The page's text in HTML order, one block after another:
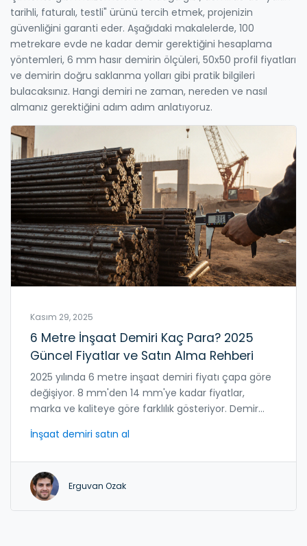
tarihli, faturalı, testli" ürünü tercih etmek, projenizin
güvenliğini garanti eder. Aşağıdaki makalelerde, 100
metrekare evde ne kadar demir gerektiğini hesaplama
yöntemleri, 6 mm hasır demirin ölçüleri, 50x50 profil fiyatları
ve demirin doğru saklanma yolları gibi pratik bilgileri
bulacaksınız. Hangi demiri ne zaman, nereden ve nasıl
almanız gerektiğini adım adım anlatıyoruz.
Kasım 29, 2025
6 Metre İnşaat Demiri Kaç Para? 2025
Güncel Fiyatlar ve Satın Alma Rehberi
2025 yılında 6 metre inşaat demiri fiyatı çapa göre
değişiyor. 8 mm'den 14 mm'ye kadar fiyatlar,
marka ve kaliteye göre farklılık gösteriyor. Demir
İnşaat demiri satın al
Erguvan Ozak